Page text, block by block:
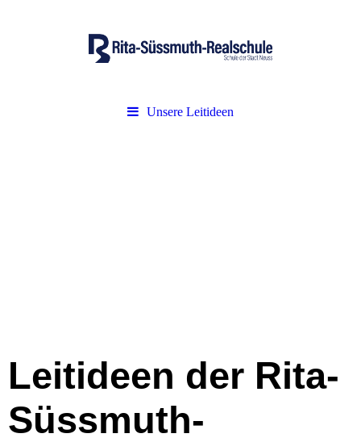
Unsere Leitideen
Leitideen der Rita-
Süssmuth-